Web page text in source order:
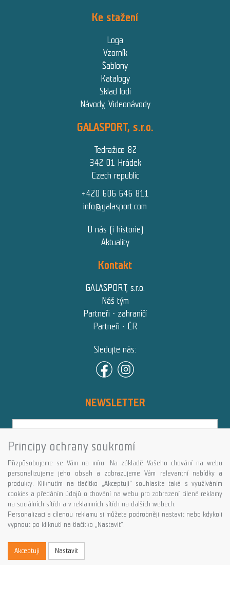
Ke stažení
Loga
Vzorník
Šablony
Katalogy
Sklad lodí
Návody, Videonávody
GALASPORT, s.r.o.
Tedražice 82
342 01 Hrádek
Czech republic
+420 606 646 811
info@galasport.com
O nás (i historie)
Aktuality
Kontakt
GALASPORT, s.r.o.
Náš tým
Partneři - zahraničí
Partneři - ČR
Sledujte nás:
NEWSLETTER
Přihlásit
Více informací o této službě
Copyright © GALASPORT, s.r.o. 2026,
powered by ABRA E-shop
Principy ochrany soukromí
Přizpůsobujeme se Vám na míru. Na základě Vašeho chování na webu
personalizujeme jeho obsah a zobrazujeme Vám relevantní nabídky a
produkty. Kliknutím na tlačítko „Akceptuji“ souhlasíte také s využíváním
cookies a předáním údajů o chování na webu pro zobrazení cílené reklamy
na sociálních sítích a v reklamních sítích na dalších webech.
Personalizaci a cílenou reklamu si můžete podrobněji nastavit nebo kdykoli
vypnout po kliknutí na tlačítko „Nastavit“.
Akceptuji Nastavit